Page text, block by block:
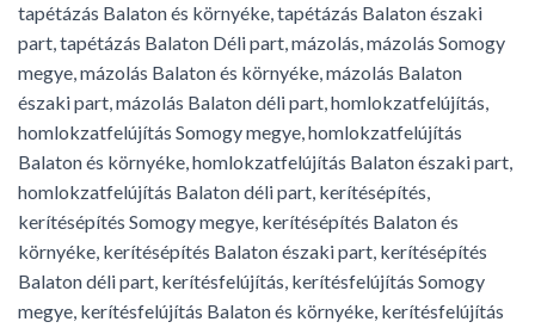
tapétázás Balaton és környéke, tapétázás Balaton északi
part, tapétázás Balaton Déli part, mázolás, mázolás Somogy
megye, mázolás Balaton és környéke, mázolás Balaton
északi part, mázolás Balaton déli part, homlokzatfelújítás,
homlokzatfelújítás Somogy megye, homlokzatfelújítás
Balaton és környéke, homlokzatfelújítás Balaton északi part,
homlokzatfelújítás Balaton déli part, kerítésépítés,
kerítésépítés Somogy megye, kerítésépítés Balaton és
környéke, kerítésépítés Balaton északi part, kerítésépítés
Balaton déli part, kerítésfelújítás, kerítésfelújítás Somogy
megye, kerítésfelújítás Balaton és környéke, kerítésfelújítás